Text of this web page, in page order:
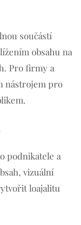
součástí
obsahu na
Pro firmy a
nástrojem pro
podnikatele a
vizuální
loajalitu